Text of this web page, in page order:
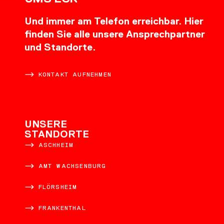
Und immer am Telefon erreichbar. Hier
finden Sie alle unsere Ansprechpartner
und Standorte.
KONTAKT AUFNEHMEN
UNSERE
STANDORTE
ASCHHEIM
AMT WACHSENBURG
FLÖRSHEIM
FRANKENTHAL